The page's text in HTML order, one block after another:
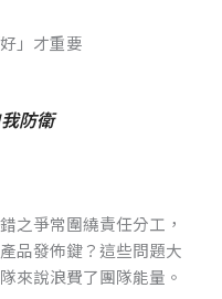
」才重要
防衛
之爭常圍繞責任分工，
品發佈鍵？這些問題大
來說浪費了團隊能量。